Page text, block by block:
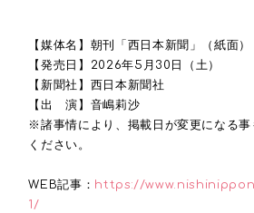
【媒体名】朝刊「西日本新聞」（紙面）
【発売日】2026年5月30日（土）
【新聞社】西日本新聞社
【出 演】音嶋莉沙
※諸事情により、掲載日が変更になる
ください。
WEB記事： https://
1/